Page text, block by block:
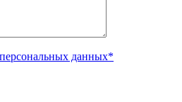
данных*